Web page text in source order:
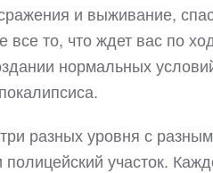
и выживание,
то, что ждет вас по
нормальных
разных уровня с
участок.